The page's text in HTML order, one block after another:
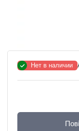
Нет в наличии